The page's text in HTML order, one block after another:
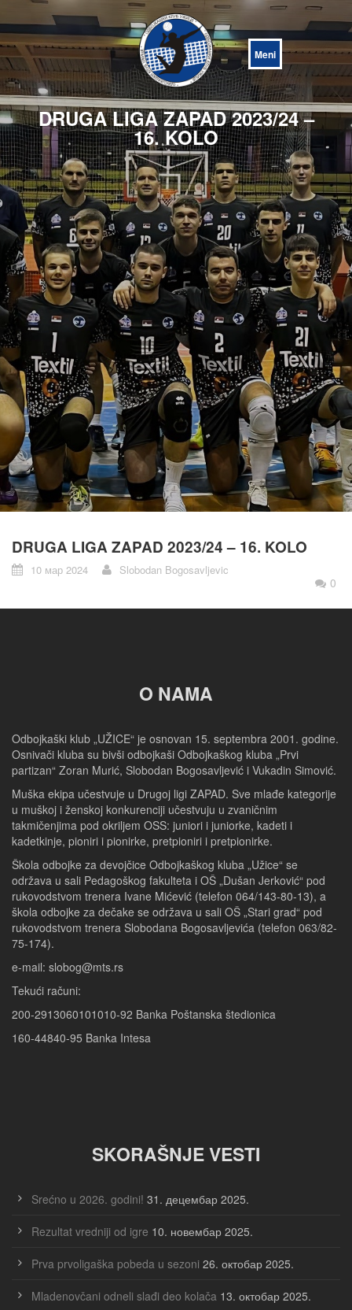
Open
Menu
DRUGA LIGA ZAPAD 2023/24 –
16. KOLO
DRUGA LIGA ZAPAD 2023/24 – 16. KOLO
10 мар 2024 Slobodan Bogosavljevic
0
O NAMA
Odbojkaški klub „UŽICE“ je osnovan 15. septembra 2001. godine.
Osnivači kluba su bivši odbojkaši Odbojkaškog kluba „Prvi
partizan“ Zoran Murić, Slobodan Bogosavljević i Vukadin Simović.
Muška ekipa učestvuje u Drugoj ligi ZAPAD. Sve mlađe kategorije
u muškoj i ženskoj konkurenciji učestvuju u zvaničnim
takmičenjima pod okriljem OSS: juniori i juniorke, kadeti i
kadetkinje, pioniri i pionirke, pretpioniri i pretpionirke.
Škola odbojke za devojčice Odbojkaškog kluba „Užice“ se
održava u sali Pedagoškog fakulteta i OŠ „Dušan Jerković“ pod
rukovodstvom trenera Ivane Mićević (telefon 064/143-80-13), a
škola odbojke za dečake se održava u sali OŠ „Stari grad“ pod
rukovodstvom trenera Slobodana Bogosavljevića (telefon 063/82-
75-174).
e-mail: slobog@mts.rs
Tekući računi:
200-2913060101010-92 Banka Poštanska štedionica
160-44840-95 Banka Intesa
SKORAŠNJE VESTI
Srećno u 2026. godini! 31. децембар 2025.
Rezultat vredniji od igre 10. новембар 2025.
Prva prvoligaška pobeda u sezoni 26. октобар 2025.
Mladenovčani odneli slađi deo kolača 13. октобар 2025.